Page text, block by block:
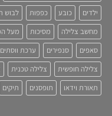
ילדים
כובע כפפות לבוש
מחשב צלילה
מסיכות מעל
סאפים
סנפירים ערכת ווסתים
צלילה חופשית
צלילה טכנית
תאורת וידאו
תופסנים תיקים